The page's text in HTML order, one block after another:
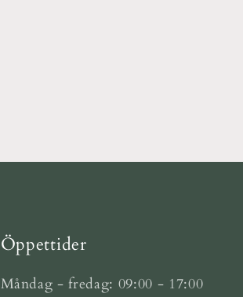
Öppettider
Måndag - fredag: 09:00 - 17:00